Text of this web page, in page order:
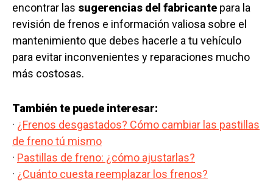
encontrar las sugerencias del fabricante para la
revisión de frenos e información valiosa sobre el
mantenimiento que debes hacerle a tu vehículo
para evitar inconvenientes y reparaciones mucho
más costosas.
También te puede interesar:
· ¿Frenos desgastados? Cómo cambiar las pastillas
de freno tú mismo
· Pastillas de freno: ¿cómo ajustarlas?
· ¿Cuánto cuesta reemplazar los frenos?